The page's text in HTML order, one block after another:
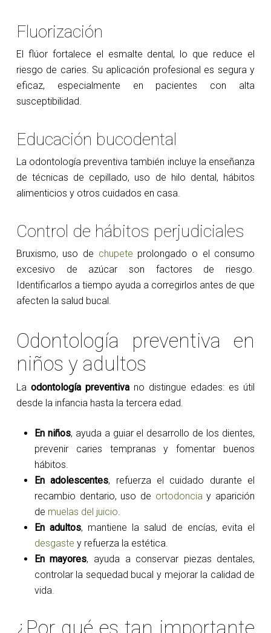
Fluorización
El flúor fortalece el esmalte dental, lo que reduce el
riesgo de caries. Su aplicación profesional es segura y
eficaz, especialmente en pacientes con alta
susceptibilidad.
Educación bucodental
La odontología preventiva también incluye la enseñanza
de técnicas de cepillado, uso de hilo dental, hábitos
alimenticios y otros cuidados en casa.
Control de hábitos perjudiciales
Bruxismo, uso de chupete prolongado o el consumo
excesivo de azúcar son factores de riesgo.
Identificarlos a tiempo ayuda a corregirlos antes de que
afecten la salud bucal.
Odontología preventiva en
niños y adultos
La odontología preventivano distingue edades: es útil
desde la infancia hasta la tercera edad.
En niños, ayuda a guiar el desarrollo de los dientes,
prevenir caries tempranas y fomentar buenos
hábitos.
En adolescentes, refuerza el cuidado durante el
recambio dentario, uso de ortodonciay aparición
de muelas del juicio.
En adultos, mantiene la salud de encías, evita el
desgaste y refuerza la estética.
En mayores, ayuda a conservar piezas dentales,
controlar la sequedad bucal y mejorar la calidad de
vida.
¿Por qué es tan importante